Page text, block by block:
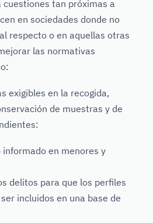
tan próximas a
en sociedades donde no
respecto o en aquellas otras
las normativas
exigibles en la recogida,
de muestras y de
en menores y
delitos para que los perfiles
incluidos en una base de